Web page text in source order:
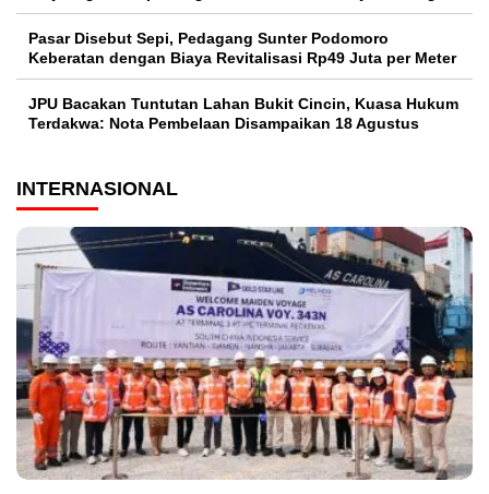
Pasar Disebut Sepi, Pedagang Sunter Podomoro
Keberatan dengan Biaya Revitalisasi Rp49 Juta per Meter
JPU Bacakan Tuntutan Lahan Bukit Cincin, Kuasa Hukum
Terdakwa: Nota Pembelaan Disampaikan 18 Agustus
INTERNASIONAL